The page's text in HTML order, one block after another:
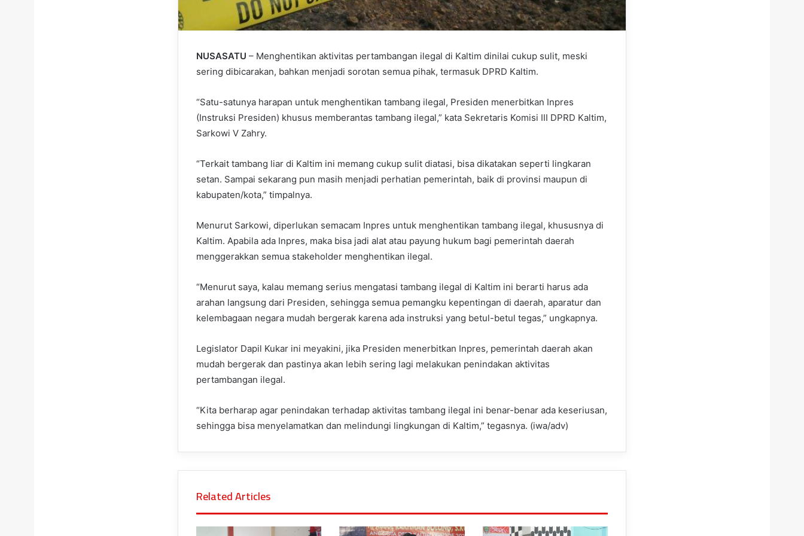
NUSASATU – Menghentikan aktivitas pertambangan ilegal di Kaltim dinilai cukup sulit, meski
sering dibicarakan, bahkan menjadi sorotan semua pihak, termasuk DPRD Kaltim.
“Satu-satunya harapan untuk menghentikan tambang ilegal, Presiden menerbitkan Inpres
(Instruksi Presiden) khusus memberantas tambang ilegal,” kata Sekretaris Komisi III DPRD Kaltim,
Sarkowi V Zahry.
“Terkait tambang liar di Kaltim ini memang cukup sulit diatasi, bisa dikatakan seperti lingkaran
setan. Sampai sekarang pun masih menjadi perhatian pemerintah, baik di provinsi maupun di
kabupaten/kota,” timpalnya.
Menurut Sarkowi, diperlukan semacam Inpres untuk menghentikan tambang ilegal, khususnya di
Kaltim. Apabila ada Inpres, maka bisa jadi alat atau payung hukum bagi pemerintah daerah
menggerakkan semua stakeholder menghentikan ilegal.
“Menurut saya, kalau memang serius mengatasi tambang ilegal di Kaltim ini berarti harus ada
arahan langsung dari Presiden, sehingga semua pemangku kepentingan di daerah, aparatur dan
kelembagaan negara mudah bergerak karena ada instruksi yang betul-betul tegas,” ungkapnya.
Legislator Dapil Kukar ini meyakini, jika Presiden menerbitkan Inpres, pemerintah daerah akan
mudah bergerak dan pastinya akan lebih sering lagi melakukan penindakan aktivitas
pertambangan ilegal.
“Kita berharap agar penindakan terhadap aktivitas tambang ilegal ini benar-benar ada keseriusan,
sehingga bisa menyelamatkan dan melindungi lingkungan di Kaltim,” tegasnya. (iwa/adv)
Related Articles